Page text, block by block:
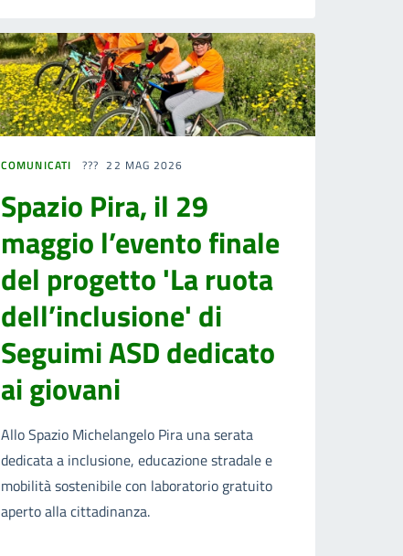
COMUNICATI 22 MAG 2026
Spazio Pira, il 29
maggio l’evento finale
del progetto 'La ruota
dell’inclusione' di
Seguimi ASD dedicato
ai giovani
Allo Spazio Michelangelo Pira una serata
dedicata a inclusione, educazione stradale e
mobilità sostenibile con laboratorio gratuito
aperto alla cittadinanza.